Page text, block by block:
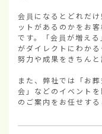
会員になるとどれだ
ットがあるのかをお
です。「会員が増え
がダイレクトにわか
努力や成果をきちんと
また、弊社では「お
会」などのイベント
のご案内をお任せする